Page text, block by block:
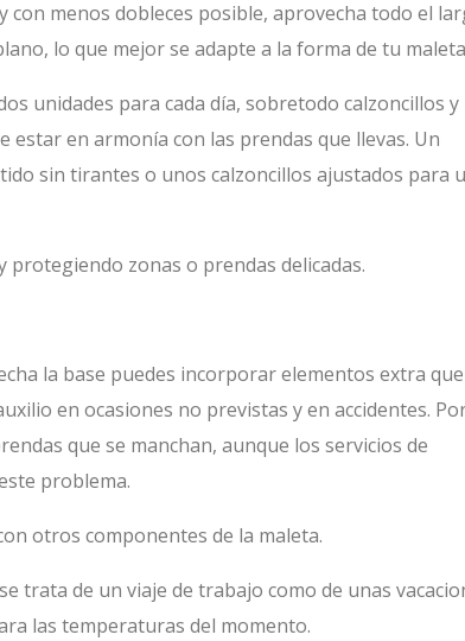
menos dobleces posible, aprovecha todo el
lo que mejor se adapte a la forma de tu
unidades para cada día, sobretodo calzoncillos y
en armonía con las prendas que llevas. Un
sin tirantes o unos calzoncillos ajustados para
protegiendo zonas o prendas delicadas.
la base puedes incorporar elementos extra que
en ocasiones no previstas y en accidentes.
que se manchan, aunque los servicios de
problema.
otros componentes de la maleta.
trata de un viaje de trabajo como de unas
las temperaturas del momento.